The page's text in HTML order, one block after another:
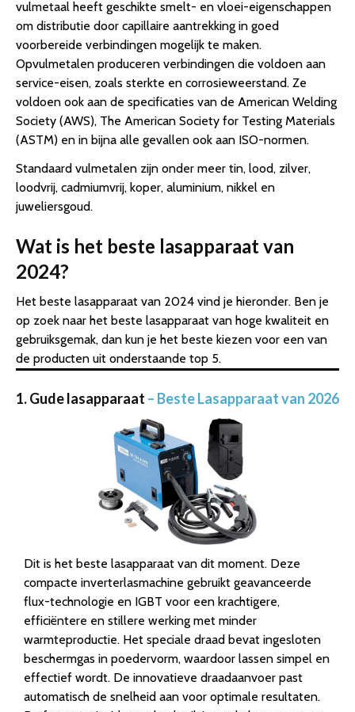
vulmetaal heeft geschikte smelt- en vloei-eigenschappen
om distributie door capillaire aantrekking in goed
voorbereide verbindingen mogelijk te maken.
Opvulmetalen produceren verbindingen die voldoen aan
service-eisen, zoals sterkte en corrosieweerstand. Ze
voldoen ook aan de specificaties van de American Welding
Society (AWS), The American Society for Testing Materials
(ASTM) en in bijna alle gevallen ook aan ISO-normen.
Standaard vulmetalen zijn onder meer tin, lood, zilver,
loodvrij, cadmiumvrij, koper, aluminium, nikkel en
juweliersgoud.
Wat is het beste lasapparaat van
2024?
Het beste lasapparaat van 2024 vind je hieronder. Ben je
op zoek naar het beste lasapparaat van hoge kwaliteit en
gebruiksgemak, dan kun je het beste kiezen voor een van
de producten uit onderstaande top 5.
1. Gude lasapparaat – Beste Lasapparaat van 2026
Dit is het beste lasapparaat van dit moment. Deze
compacte inverterlasmachine gebruikt geavanceerde
flux-technologie en IGBT voor een krachtigere,
efficiëntere en stillere werking met minder
warmteproductie. Het speciale draad bevat ingesloten
beschermgas in poedervorm, waardoor lassen simpel en
effectief wordt. De innovatieve draadaanvoer past
automatisch de snelheid aan voor optimale resultaten.